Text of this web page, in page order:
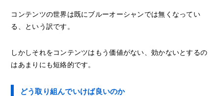
コンテンツの世界は既にブルーオーシャンでは無くなってい
る、という訳です。
しかしそれをコンテンツはもう価値がない、効かないとするの
はあまりにも短絡的です。
どう取り組んでいけば良いのか